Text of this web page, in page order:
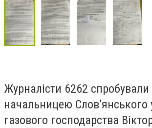
Журналісти 6262 спробували
начальницею Слов’янського
газового господарства